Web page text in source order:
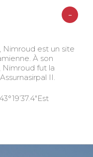
-
Nimroud est un site
À son
Nimroud fut la
II.